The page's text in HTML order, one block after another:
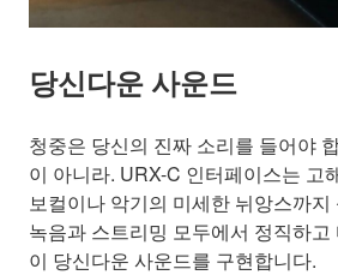
당신다운 사운드
청중은 당신의 진짜 소리를 들어야
이 아니라. URX-C 인터페이스는 고
보컬이나 악기의 미세한 뉘앙스까
녹음과 스트리밍 모두에서 정직하고
이 당신다운 사운드를 구현합니다.